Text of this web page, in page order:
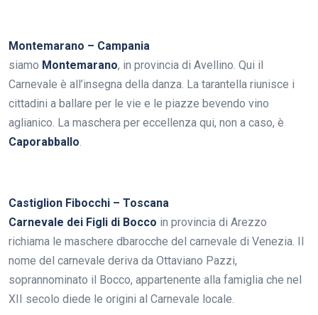
Montemarano – Campania
siamo Montemarano, in provincia di Avellino. Qui il
Carnevale è all’insegna della danza. La tarantella riunisce i
cittadini a ballare per le vie e le piazze bevendo vino
aglianico. La maschera per eccellenza qui, non a caso, è
Caporabballo.
Castiglion Fibocchi – Toscana
Carnevale dei Figli di Bocco in provincia di Arezzo
richiama le maschere dbarocche del carnevale di Venezia. Il
nome del carnevale deriva da Ottaviano Pazzi,
soprannominato il Bocco, appartenente alla famiglia che nel
XII secolo diede le origini al Carnevale locale.